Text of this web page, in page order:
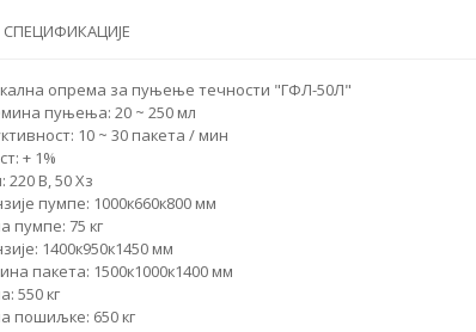
СПЕЦИФИКАЦИЈЕ
опрема за пуњење течности "ГФЛ-50Л"
пуњења: 20 ~ 250 мл
10 ~ 30 пакета / мин
+ 1%
220 В, 50 Хз
пумпе: 1000к660к800 мм
пумпе: 75 кг
1400к950к1450 мм
пакета: 1500к1000к1400 мм
550 кг
пошиљке: 650 кг